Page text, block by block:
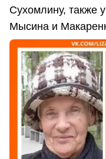
Сухомлину, также
Мысина и